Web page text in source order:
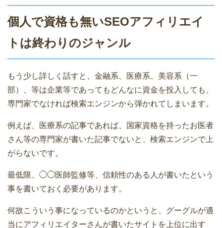
個人で資格も無いSEOアフィリエイ
トは終わりのジャンル
もう少し詳しく話すと、金融系、医療系、美容系（一
部）、等は企業等であってもどんなに資金を投入しても、
専門家でなければ検索エンジンから弾かれてしまいます。
例えば、医療系の記事であれば、国家資格を持ったお医者
さん等の専門家が書いた記事でないと、検索エンジンで上
がらないです。
最低限、◯◯医師監修等、信頼性のある人が書いたという
事を書いておく必要があります。
何故こういう事になっているのかというと、グーグルが適
当にアフィリエイターさんが書いたサイトを上位に出す